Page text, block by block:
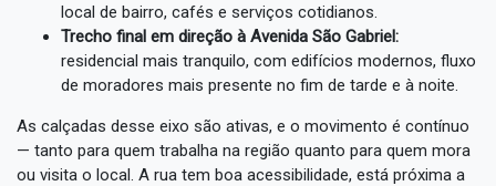
local de bairro, cafés e serviços cotidianos.
Trecho final em direção à Avenida São Gabriel:
residencial mais tranquilo, com edifícios modernos, fluxo
de moradores mais presente no fim de tarde e à noite.
As calçadas desse eixo são ativas, e o movimento é contínuo
— tanto para quem trabalha na região quanto para quem mora
ou visita o local. A rua tem boa acessibilidade, está próxima a